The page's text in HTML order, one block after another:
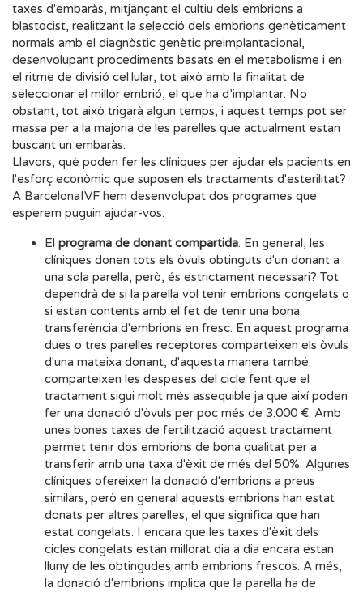
taxes d'embaràs, mitjançant el cultiu dels embrions a
blastocist, realitzant la selecció dels embrions genèticament
normals amb el diagnòstic genètic preimplantacional,
desenvolupant procediments basats en el metabolisme i en
el ritme de divisió cel.lular, tot això amb la finalitat de
seleccionar el millor embrió, el que ha d’implantar. No
obstant, tot això trigarà algun temps, i aquest temps pot ser
massa per a la majoria de les parelles que actualment estan
buscant un embaràs.
Llavors, què poden fer les clíniques per ajudar els pacients en
l'esforç econòmic que suposen els tractaments d'esterilitat?
A BarcelonaIVF hem desenvolupat dos programes que
esperem puguin ajudar-vos:
El programa de donant compartida. En general, les
clíniques donen tots els òvuls obtinguts d'un donant a
una sola parella, però, és estrictament necessari? Tot
dependrà de si la parella vol tenir embrions congelats o
si estan contents amb el fet de tenir una bona
transferència d'embrions en fresc. En aquest programa
dues o tres parelles receptores comparteixen els òvuls
d'una mateixa donant, d'aquesta manera també
comparteixen les despeses del cicle fent que el
tractament sigui molt més assequible ja que així poden
fer una donació d'òvuls per poc més de 3.000 €. Amb
unes bones taxes de fertilització aquest tractament
permet tenir dos embrions de bona qualitat per a
transferir amb una taxa d'èxit de més del 50%. Algunes
clíniques ofereixen la donació d'embrions a preus
similars, però en general aquests embrions han estat
donats per altres parelles, el que significa que han
estat congelats. I encara que les taxes d'èxit dels
cicles congelats estan millorat dia a dia encara estan
lluny de les obtingudes amb embrions frescos. A més,
la donació d'embrions implica que la parella ha de